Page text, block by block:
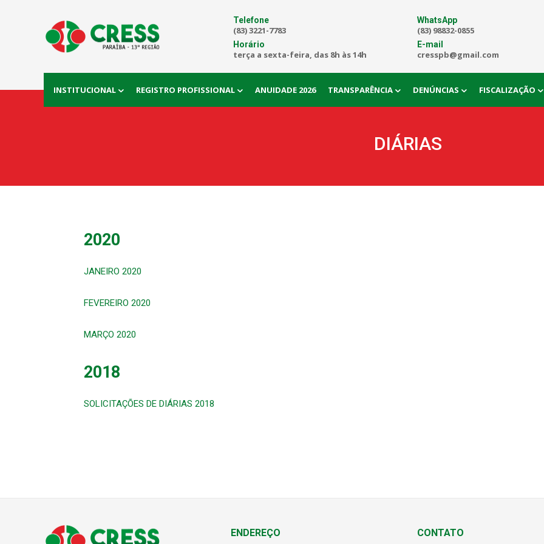
Telefone
(83) 3221-7783
Horário
terça a sexta-feira, das 8h às 14h
WhatsApp
(83) 98832-0855
E-mail
cresspb@gmail.com
INSTITUCIONAL REGISTRO PROFISSIONAL ANUIDADE 2026 TRANSPARÊNCIA DENÚNCIAS FISCALIZAÇÃO
DIÁRIAS
2020
JANEIRO 2020
FEVEREIRO 2020
MARÇO 2020
2018
SOLICITAÇÕES DE DIÁRIAS 2018
ENDEREÇO CONTATO